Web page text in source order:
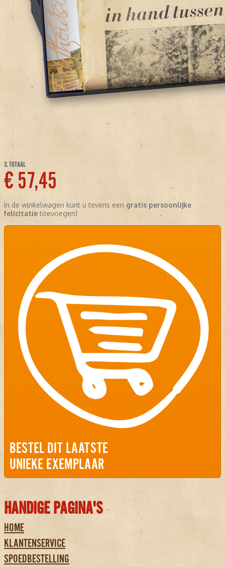
3. TOTAAL
€ 57,45
In de winkelwagen kunt u tevens een gratis persoonlijke
felicitatietoevoegen!
BESTEL DIT LAATSTE
UNIEKE EXEMPLAAR
HANDIGE PAGINA'S
HOME
KLANTENSERVICE
SPOEDBESTELLING